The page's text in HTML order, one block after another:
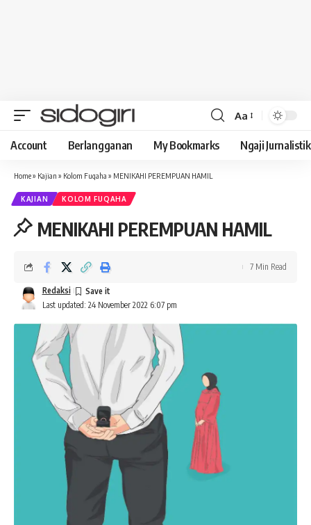
Font
Resizer
Aa
Account Berlangganan My Bookmarks Ngaji Jurnalistik
Home» Kajian » Kolom Fuqaha » MENIKAHI PEREMPUAN HAMIL
KAJIAN KOLOM FUQAHA
MENIKAHI PEREMPUAN HAMIL
Last updated: 24 November 2022 6:07 pm
Redaksi
7 Min Read